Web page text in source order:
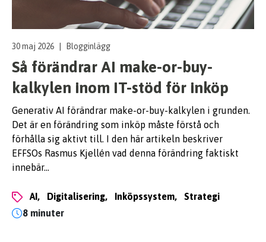
30 maj 2026 Blogginlägg
Så förändrar AI make-or-buy-
kalkylen inom IT-stöd för inköp
Generativ AI förändrar make-or-buy-kalkylen i grunden.
Det är en förändring som inköp måste förstå och
förhålla sig aktivt till. I den här artikeln beskriver
EFFSOs Rasmus Kjellén vad denna förändring faktiskt
innebär…
AI, digitalisering, inköpssystem,
strategi
8 minuter